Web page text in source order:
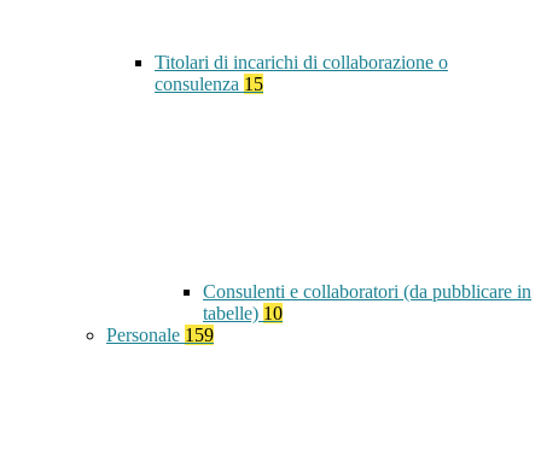
Titolari di incarichi di collaborazione o
consulenza 15
Consulenti e collaboratori (da pubblicare in
tabelle) 10
Personale 159